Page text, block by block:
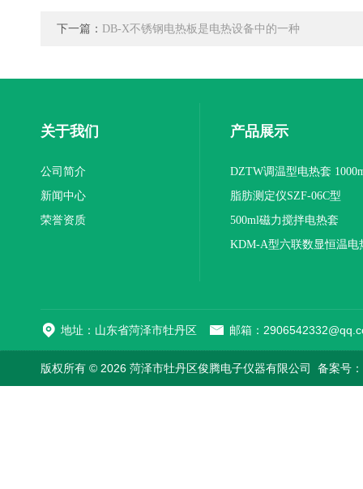
下一篇： DB-X不锈钢电热板是电热设备中的一种
关于我们
公司简介
新闻中心
荣誉资质
产品展示
DZTW调温型电热套
联
脂肪测定仪SZF-06C型
500ml磁力搅拌电热套
KDM-A型六联数显恒温电
地址：山东省菏泽市牡丹区 邮箱：
版权所有 © 2026 菏泽市牡丹区俊腾电子仪器有限公司 备案号